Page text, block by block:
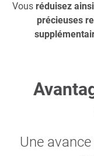
Vous réduisez
précieuses
Une